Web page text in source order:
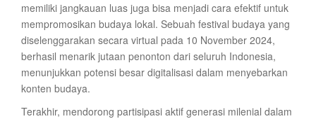
memiliki jangkauan luas juga bisa menjadi cara efektif untuk
mempromosikan budaya lokal. Sebuah festival budaya yang
diselenggarakan secara virtual pada 10 November 2024,
berhasil menarik jutaan penonton dari seluruh Indonesia,
menunjukkan potensi besar digitalisasi dalam menyebarkan
konten budaya.
Terakhir, mendorong partisipasi aktif generasi milenial dalam